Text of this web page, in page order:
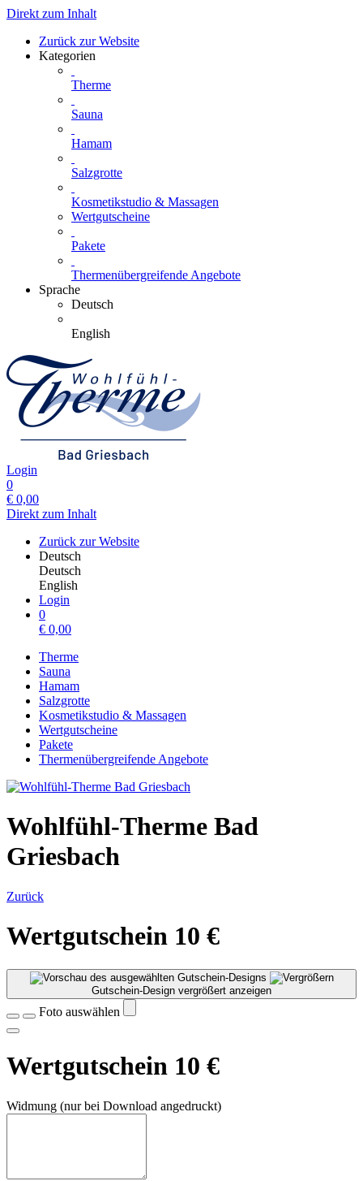
Direkt zum Inhalt
Zurück zur Website
Kategorien
Therme
Sauna
Hamam
Salzgrotte
Kosmetikstudio & Massagen
Wertgutscheine
Pakete
Thermenübergreifende Angebote
Sprache
Deutsch
English
Login
0
€ 0,00
Direkt zum Inhalt
Zurück zur Website
Deutsch
Deutsch
English
Login
0
€ 0,00
Therme
Sauna
Hamam
Salzgrotte
Kosmetikstudio & Massagen
Wertgutscheine
Pakete
Thermenübergreifende Angebote
Wohlfühl-Therme Bad
Griesbach
Zurück
Wertgutschein 10 €
Gutschein-Design vergrößert anzeigen
Foto auswählen
Wertgutschein 10 €
Widmung (nur bei Download angedruckt)